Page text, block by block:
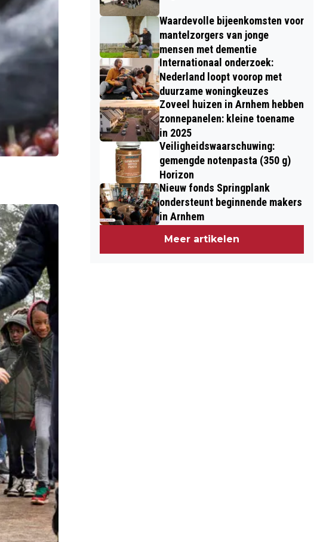
Waardevolle bijeenkomsten voor
mantelzorgers van jonge
mensen met dementie
Internationaal onderzoek:
Nederland loopt voorop met
duurzame woningkeuzes
Zoveel huizen in Arnhem hebben
zonnepanelen: kleine toename
in 2025
Veiligheidswaarschuwing:
gemengde notenpasta (350 g)
Horizon
Nieuw fonds Springplank
ondersteunt beginnende makers
in Arnhem
Meer artikelen